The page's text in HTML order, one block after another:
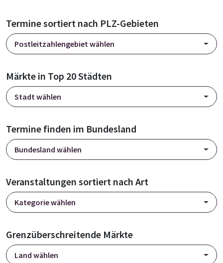
Termine sortiert nach PLZ-Gebieten
Postleitzahlengebiet wählen
Märkte in Top 20 Städten
Stadt wählen
Termine finden im Bundesland
Bundesland wählen
Veranstaltungen sortiert nach Art
Kategorie wählen
Grenzüberschreitende Märkte
Land wählen